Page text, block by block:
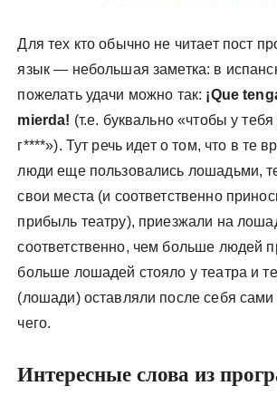
Для тех кто обычно не читает пост
язык — небольшая заметка: в
пожелать удачи можно так: ¡Que
mierda! (т.е. буквально «чтобы у
г****»). Тут речь идет о том, что в те
люди еще пользовались лошадьми,
свои места (и соответственно
прибыль театру), приезжали на
соответственно, чем больше людей
больше лошадей стояло у театра и
(лошади) оставляли после себя
чего.
Интересные слова из